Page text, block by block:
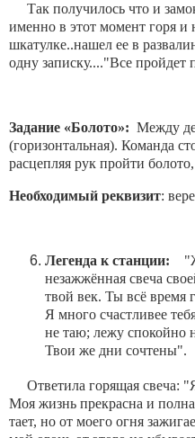
Так получилось что и
именно в этот момент горя и
шкатулке..нашел ее в
одну записку...."Все пройдет
Задание «Болото»: Между
(горизонтальная). Команда
расцепляя рук пройти
Необходимый реквизит:
Легенда к станции:
незажжённая свеча
твой век. Ты всё время
Я много счастливее
не таю; лежу спокойно
Твои же дни сочтены".
Ответила горящая свеча:
Моя жизнь прекрасна и
тает, но от моего огня